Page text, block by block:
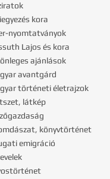
kora
nyomtatványok
Lajos és kora
ajánlások
avantgárd
történeti életrajzok
látkép
könyvtörténet
emigráció